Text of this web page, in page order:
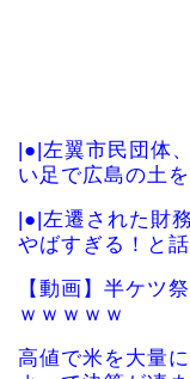
|●|左翼市民団体
い足で広島の土
|●|左遷された財
やばすぎる！と
【動画】半ケツ
ｗｗｗｗｗ
高値で米を大量